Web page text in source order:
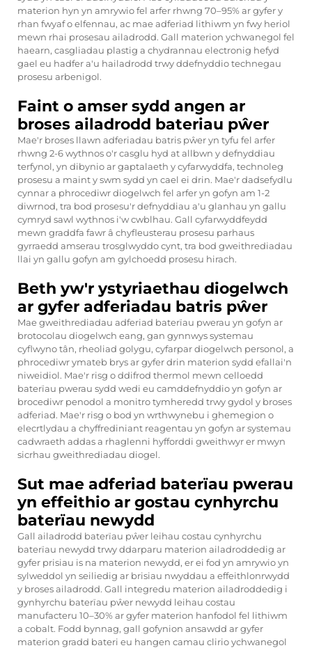
materion hyn yn amrywio fel arfer rhwng 70–95% ar gyfer y
rhan fwyaf o elfennau, ac mae adferiad lithiwm yn fwy heriol
mewn rhai prosesau ailadrodd. Gall materion ychwanegol fel
haearn, casgliadau plastig a chydrannau electronig hefyd
gael eu hadfer a'u hailadrodd trwy ddefnyddio technegau
prosesu arbenigol.
Faint o amser sydd angen ar
broses ailadrodd bateriau pŵer
Mae'r broses llawn adferiadau batris pŵer yn tyfu fel arfer
rhwng 2-6 wythnos o'r casglu hyd at allbwn y defnyddiau
terfynol, yn dibynio ar gaptalaeth y cyfarwyddfa, technoleg
prosesu a maint y swm sydd yn cael ei drin. Mae'r dadsefydlu
cynnar a phrocediwr diogelwch fel arfer yn gofyn am 1-2
diwrnod, tra bod prosesu'r defnyddiau a'u glanhau yn gallu
cymryd sawl wythnos i'w cwblhau. Gall cyfarwyddfeydd
mewn graddfa fawr â chyfleusterau prosesu parhaus
gyrraedd amserau trosglwyddo cynt, tra bod gweithrediadau
llai yn gallu gofyn am gylchoedd prosesu hirach.
Beth yw'r ystyriaethau diogelwch
ar gyfer adferiadau batris pŵer
Mae gweithrediadau adferiad baterïau pwerau yn gofyn ar
brotocolau diogelwch eang, gan gynnwys systemau
cyflwyno tân, rheoliad golygu, cyfarpar diogelwch personol, a
phrocediwr ymateb brys ar gyfer drin materion sydd efallai'n
niweidiol. Mae'r risg o ddifrod thermol mewn celloedd
baterïau pwerau sydd wedi eu camddefnyddio yn gofyn ar
brocediwr penodol a monitro tymheredd trwy gydol y broses
adferiad. Mae'r risg o bod yn wrthwynebu i ghemegion o
elecrtlydau a chyffrediniant reagentau yn gofyn ar systemau
cadwraeth addas a rhaglenni hyfforddi gweithwyr er mwyn
sicrhau gweithrediadau diogel.
Sut mae adferiad baterïau pwerau
yn effeithio ar gostau cynhyrchu
baterïau newydd
Gall ailadrodd baterïau pŵer leihau costau cynhyrchu
baterïau newydd trwy ddarparu materion ailadroddedig ar
gyfer prisiau is na materion newydd, er ei fod yn amrywio yn
sylweddol yn seiliedig ar brisiau nwyddau a effeithlonrwydd
y broses ailadrodd. Gall integredu materion ailadroddedig i
gynhyrchu baterïau pŵer newydd leihau costau
manufacteru 10–30% ar gyfer materion hanfodol fel lithiwm
a cobalt. Fodd bynnag, gall gofynion ansawdd ar gyfer
materion gradd bateri eu hangen camau clirio ychwanegol